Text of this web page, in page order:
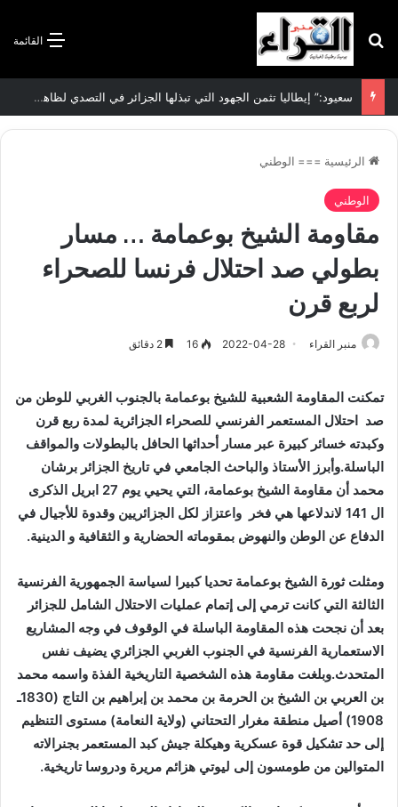
القائمة بحث عن
سعيود:” إيطاليا تثمن الجهود التي تبذلها الجزائر في التصدي لظاهرة الهجرة غير الشرعية”
الرئيسية === الوطني
الوطني
مقاومة الشيخ بوعمامة … مسار
بطولي صد احتلال فرنسا للصحراء
لربع قرن
منبر القراء 2022-04-28
16
تمكنت المقاومة الشعبية للشيخ بوعمامة بالجنوب الغربي للوطن من
صد احتلال المستعمر الفرنسي للصحراء الجزائرية لمدة ربع قرن
وكبدته خسائر كبيرة عبر مسار أحداثها الحافل بالبطولات والمواقف
الباسلة.وأبرز الأستاذ والباحث الجامعي في تاريخ الجزائر برشان
محمد أن مقاومة الشيخ بوعمامة، التي يحيي يوم 27 ابريل الذكرى
ال 141 لاندلاعها هي فخر واعتزاز لكل الجزائريين وقدوة للأجيال في
الدفاع عن الوطن والنهوض بمقوماته الحضارية و الثقافية و الدينية.
ومثلت ثورة الشيخ بوعمامة تحديا كبيرا لسياسة الجمهورية الفرنسية
الثالثة التي كانت ترمي إلى إتمام عمليات الاحتلال الشامل للجزائر
بعد أن نجحت هذه المقاومة الباسلة في الوقوف في وجه المشاريع
الاستعمارية الفرنسية في الجنوب الغربي الجزائري يضيف نفس
المتحدث.وبلغت مقاومة هذه الشخصية التاريخية الفذة واسمه محمد
بن العربي بن الشيخ بن الحرمة بن محمد بن إبراهيم بن التاج (1830ـ
1908) أصيل منطقة مغرار التحتاني (ولاية النعامة) مستوى التنظيم
إلى حد تشكيل قوة عسكرية وهيكلة جيش كبد المستعمر بجنرالاته
المتوالين من طومسون إلى ليوتي هزائم مريرة ودروسا تاريخية.